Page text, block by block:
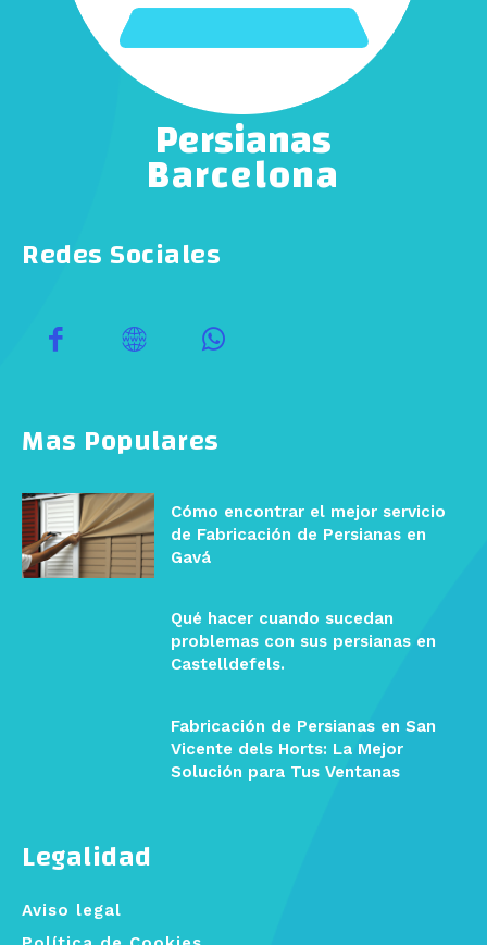
Legalidad
Aviso legal
Mas Populares
Cómo encontrar el mejor servicio
de Fabricación de Persianas en
Gavá
Qué hacer cuando sucedan
problemas con sus persianas en
Castelldefels.
Fabricación de Persianas en San
Vicente dels Horts: La Mejor
Solución para Tus Ventanas
Redes Sociales
Persianas
Barcelona